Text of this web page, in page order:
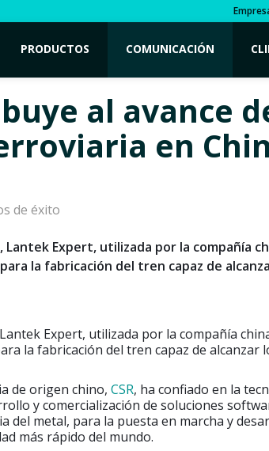
PRODUCTOS COMUNICACIÓN
al avance
en
de éxito
Expert, utilizada por la compañía
la fabricación del tren capaz de
Expert, utilizada por la compañía
la fabricación del tren capaz de alcanzar
de origen chino, CSR, ha confiado en la
y comercialización de soluciones
del metal, para la puesta en marcha y
más rápido del mundo.